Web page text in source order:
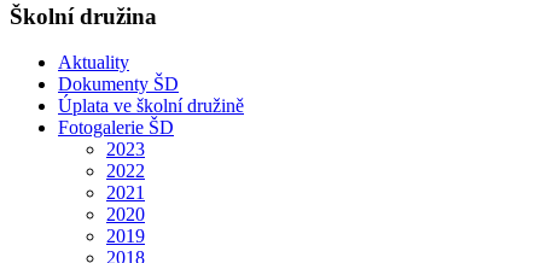
Školní družina
Aktuality
Dokumenty ŠD
Úplata ve školní družině
Fotogalerie ŠD
2023
2022
2021
2020
2019
2018